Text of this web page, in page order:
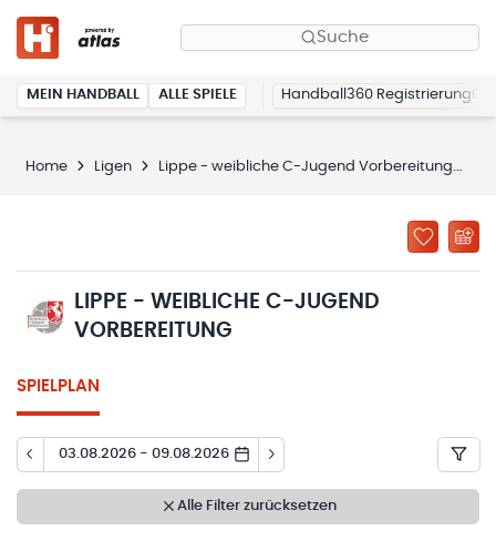
Suche
MEIN HANDBALL ALLE SPIELE Handball360 Registrierung
Home Ligen Lippe - weibliche C-Jugend Vorbereitung
LIPPE - WEIBLICHE C-JUGEND
VORBEREITUNG
SPIELPLAN
03.08.2026 - 09.08.2026
Alle Filter zurücksetzen